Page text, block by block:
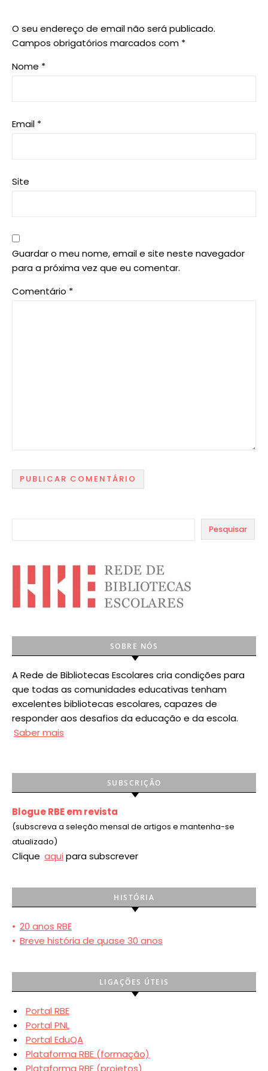
O seu endereço de email não será publicado.
Campos obrigatórios marcados com *
Nome *
Email *
Site
Guardar o meu nome, email e site neste navegador
para a próxima vez que eu comentar.
Comentário *
Pesquisar
SOBRE NÓS
A Rede de Bibliotecas Escolares cria condições para
que todas as comunidades educativas tenham
excelentes bibliotecas escolares, capazes de
responder aos desafios da educação e da escola.
Saber mais
SUBSCRIÇÃO
Blogue RBE em revista
(subscreva a seleção mensal de artigos e mantenha-se
atualizado)
Clique aqui para subscrever
HISTÓRIA
• 20 anos RBE
• Breve história de quase 30 anos
LIGAÇÕES ÚTEIS
Portal RBE
Portal PNL
Portal EduQA
Plataforma RBE (formação)